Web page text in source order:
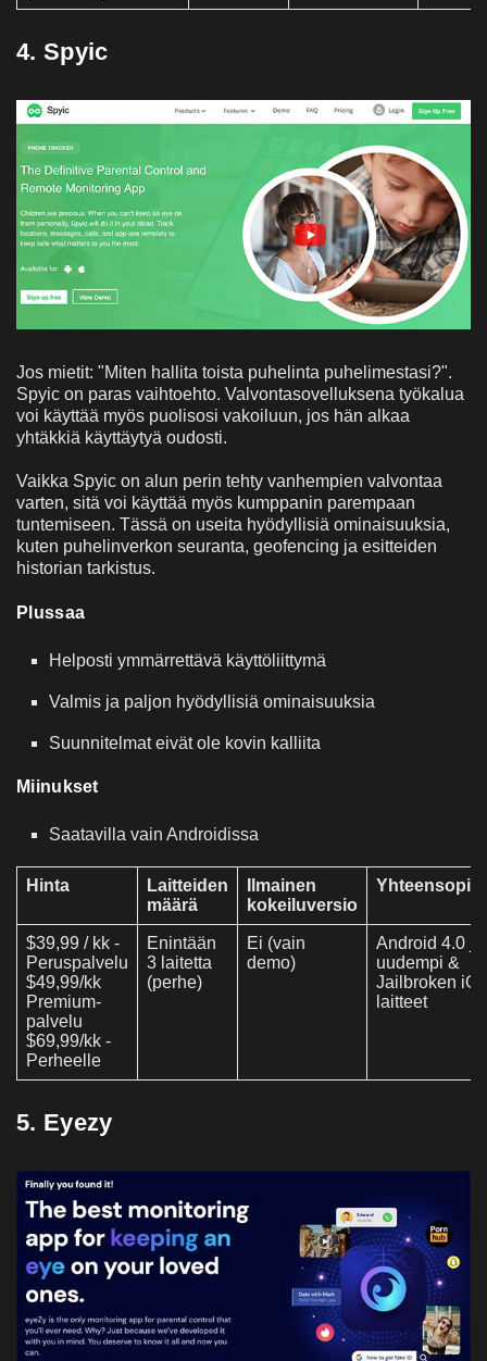
4. Spyic
Jos mietit: "Miten hallita toista puhelinta puhelimestasi?".
Spyic on paras vaihtoehto. Valvontasovelluksena työkalua
voi käyttää myös puolisosi vakoiluun, jos hän alkaa
yhtäkkiä käyttäytyä oudosti.
Vaikka Spyic on alun perin tehty vanhempien valvontaa
varten, sitä voi käyttää myös kumppanin parempaan
tuntemiseen. Tässä on useita hyödyllisiä ominaisuuksia,
kuten puhelinverkon seuranta, geofencing ja esitteiden
historian tarkistus.
Plussaa
Helposti ymmärrettävä käyttöliittymä
Valmis ja paljon hyödyllisiä ominaisuuksia
Suunnitelmat eivät ole kovin kalliita
Miinukset
Saatavilla vain Androidissa
Hinta
Laitteiden
määrä
Ilmainen
kokeiluversio
$39,99 / kk -
Peruspalvelu
$49,99/kk
Premium-
palvelu
$69,99/kk -
Perheelle
Enintään
3 laitetta
(perhe)
Ei (vain
demo)
Android 4.0 ja
uudempi &
Jailbroken
laitteet
5. Eyezy